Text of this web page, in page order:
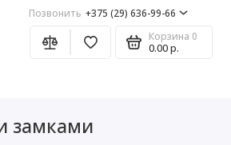
Позвонить +375 (29) 636-99-66
Корзина 0
0.00 р.
замками